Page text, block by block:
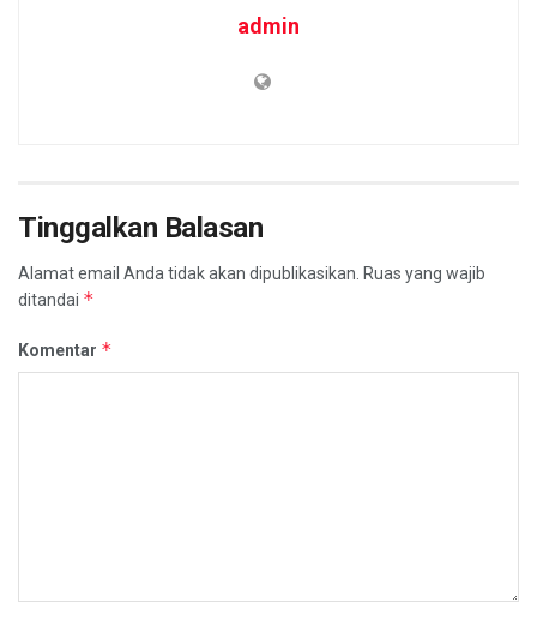
admin
Tinggalkan Balasan
Alamat email Anda tidak akan dipublikasikan. Ruas yang wajib
ditandai *
Komentar *